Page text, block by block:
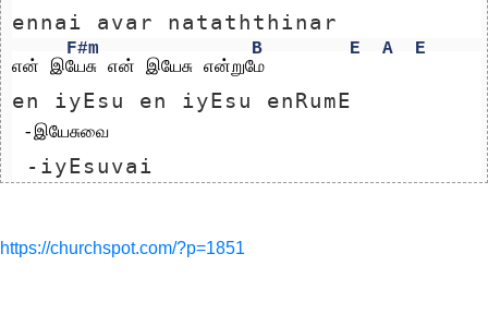
ennai avar nataththinar
F#m B E A
E
என் இயேசு என் இயேசு என்றுமே
en iyEsu en iyEsu enRumE
-இயேசுவை
-iyEsuvai
https://churchspot.com/?p=1851